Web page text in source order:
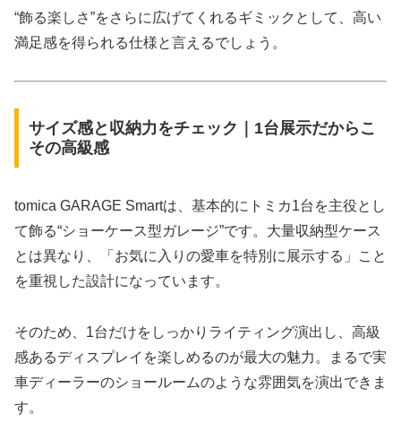
“飾る楽しさ”をさらに広げてくれるギミックとして、高い
満足感を得られる仕様と言えるでしょう。
サイズ感と収納力をチェック｜1台展示だからこ
その高級感
tomica GARAGE Smartは、基本的にトミカ1台を主役とし
て飾る“ショーケース型ガレージ”です。大量収納型ケース
とは異なり、「お気に入りの愛車を特別に展示する」こと
を重視した設計になっています。
そのため、1台だけをしっかりライティング演出し、高級
感あるディスプレイを楽しめるのが最大の魅力。まるで実
車ディーラーのショールームのような雰囲気を演出できま
す。